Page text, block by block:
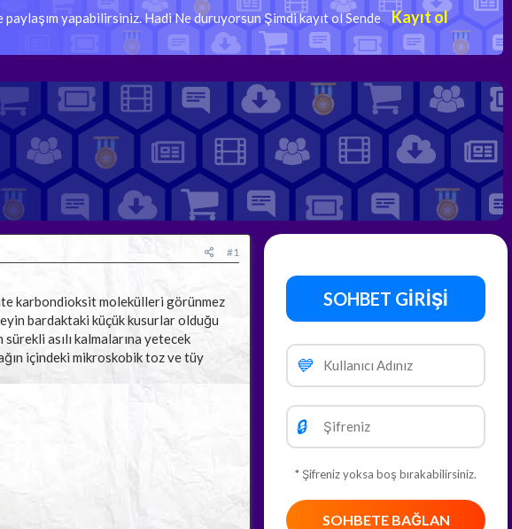
yapabilirsiniz. Hadi Ne duruyorsun Şimdi kayıt ol Sende Kayıt ol
#1
karbondioksit molekülleri görünmez
bardaktaki küçük kusurlar olduğu
asılı kalmalarına yetecek
içindeki mikroskobik toz ve tüy
SOHBET GİRİŞİ
💙
🔒
* Şifreniz yoksa boş bırakabilirsiniz.
SOHBETE BAĞLAN